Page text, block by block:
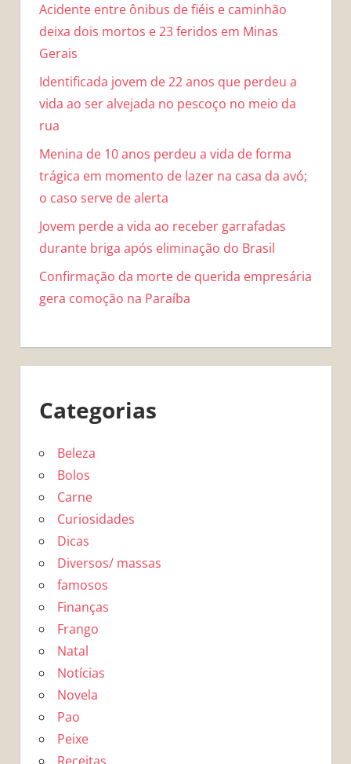
Acidente entre ônibus de fiéis e caminhão
deixa dois mortos e 23 feridos em Minas
Gerais
Identificada jovem de 22 anos que perdeu a
vida ao ser alvejada no pescoço no meio da
rua
Menina de 10 anos perdeu a vida de forma
trágica em momento de lazer na casa da avó;
o caso serve de alerta
Jovem perde a vida ao receber garrafadas
durante briga após eliminação do Brasil
Confirmação da morte de querida empresária
gera comoção na Paraíba
Categorias
Beleza
Bolos
Carne
Curiosidades
Dicas
Diversos/ massas
famosos
Finanças
Frango
Natal
Notícias
Novela
Pao
Peixe